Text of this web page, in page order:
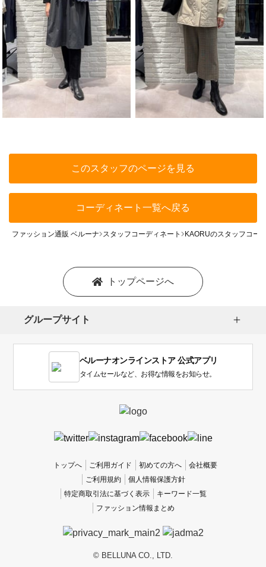
このスタッフのページを見る
コーディネート一覧へ戻る
ファッション通販 ベルーナ スタッフコーディネート KAORUのスタッフコー
トップページへ
グループサイト
ベルーナオンラインストア 公式アプリ
タイムセールなど、お得な情報をお知らせ。
トップへ ご利用ガイド 初めての方へ
会社概要
ご利用規約
個人情報保護方針
特定商取引法に基づく表示
キーワード一覧
ファッション情報まとめ
© BELLUNA CO., LTD.